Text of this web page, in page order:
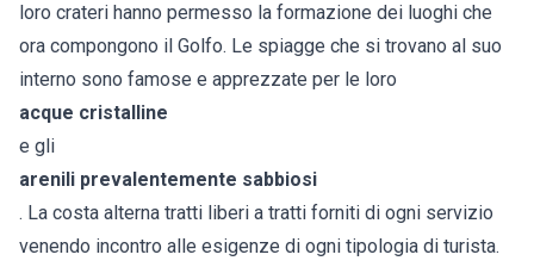
loro crateri hanno permesso la formazione dei luoghi che
ora compongono il Golfo. Le spiagge che si trovano al suo
interno sono famose e apprezzate per le loro
acque cristalline
e gli
arenili prevalentemente sabbiosi
. La costa alterna tratti liberi a tratti forniti di ogni servizio
venendo incontro alle esigenze di ogni tipologia di turista.